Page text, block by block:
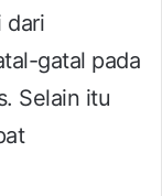
dari
gatal pada
Selain itu